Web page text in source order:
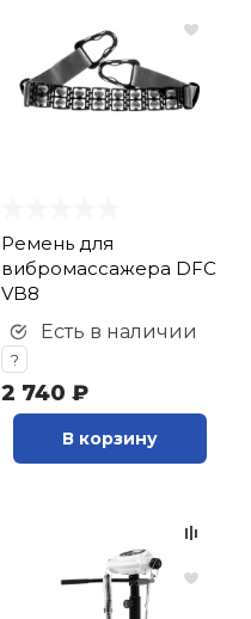
Ремень для
вибромассажера DFC
VB8
Есть в наличии
?
2 740 ₽
В корзину